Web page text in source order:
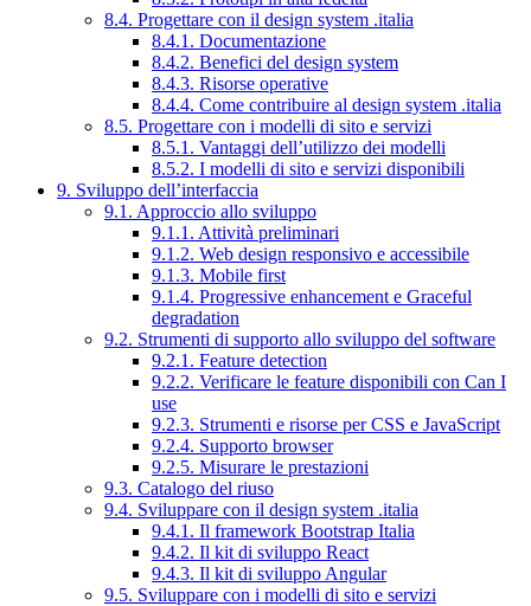
8.4. Progettare con il design system .italia
8.4.1. Documentazione
8.4.2. Benefici del design system
8.4.3. Risorse operative
8.4.4. Come contribuire al design system .italia
8.5. Progettare con i modelli di sito e servizi
8.5.1. Vantaggi dell’utilizzo dei modelli
8.5.2. I modelli di sito e servizi disponibili
9. Sviluppo dell’interfaccia
9.1. Approccio allo sviluppo
9.1.1. Attività preliminari
9.1.2. Web design responsivo e accessibile
9.1.3. Mobile first
9.1.4. Progressive enhancement e Graceful
degradation
9.2. Strumenti di supporto allo sviluppo del software
9.2.1. Feature detection
9.2.2. Verificare le feature disponibili con Can I
use
9.2.3. Strumenti e risorse per CSS e JavaScript
9.2.4. Supporto browser
9.2.5. Misurare le prestazioni
9.3. Catalogo del riuso
9.4. Sviluppare con il design system .italia
9.4.1. Il framework Bootstrap Italia
9.4.2. Il kit di sviluppo React
9.4.3. Il kit di sviluppo Angular
9.5. Sviluppare con i modelli di sito e servizi